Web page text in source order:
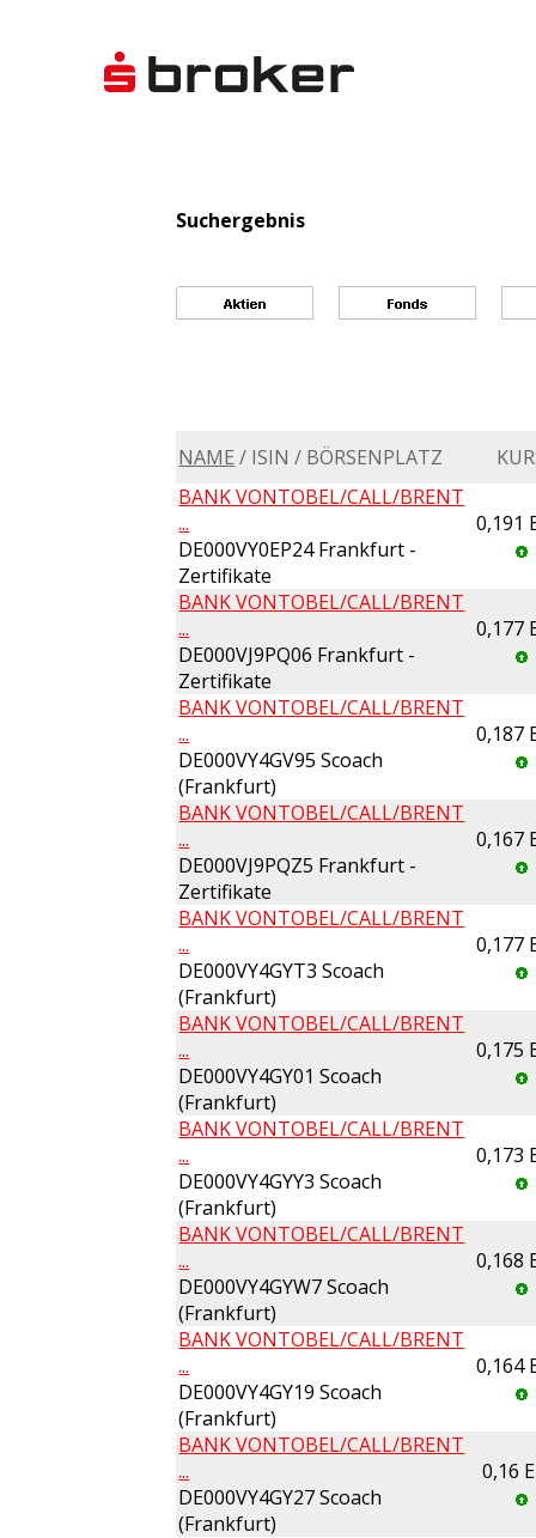
Suchergebnis
NAME / ISIN / BÖRSENPLATZ
BANK VONTOBEL/CALL/BRENT
...
DE000VY0EP24 Frankfurt -
Zertifikate
0,191
BANK VONTOBEL/CALL/BRENT
...
DE000VJ9PQ06 Frankfurt -
Zertifikate
0,177
BANK VONTOBEL/CALL/BRENT
...
DE000VY4GV95 Scoach
(Frankfurt)
0,187
BANK VONTOBEL/CALL/BRENT
...
DE000VJ9PQZ5 Frankfurt -
Zertifikate
0,167
BANK VONTOBEL/CALL/BRENT
...
DE000VY4GYT3 Scoach
(Frankfurt)
0,177
BANK VONTOBEL/CALL/BRENT
...
DE000VY4GY01 Scoach
(Frankfurt)
0,175
BANK VONTOBEL/CALL/BRENT
...
DE000VY4GYY3 Scoach
(Frankfurt)
0,173
BANK VONTOBEL/CALL/BRENT
...
DE000VY4GYW7 Scoach
(Frankfurt)
0,168
BANK VONTOBEL/CALL/BRENT
...
DE000VY4GY19 Scoach
(Frankfurt)
0,164
BANK VONTOBEL/CALL/BRENT
...
DE000VY4GY27 Scoach
(Frankfurt)
0,16